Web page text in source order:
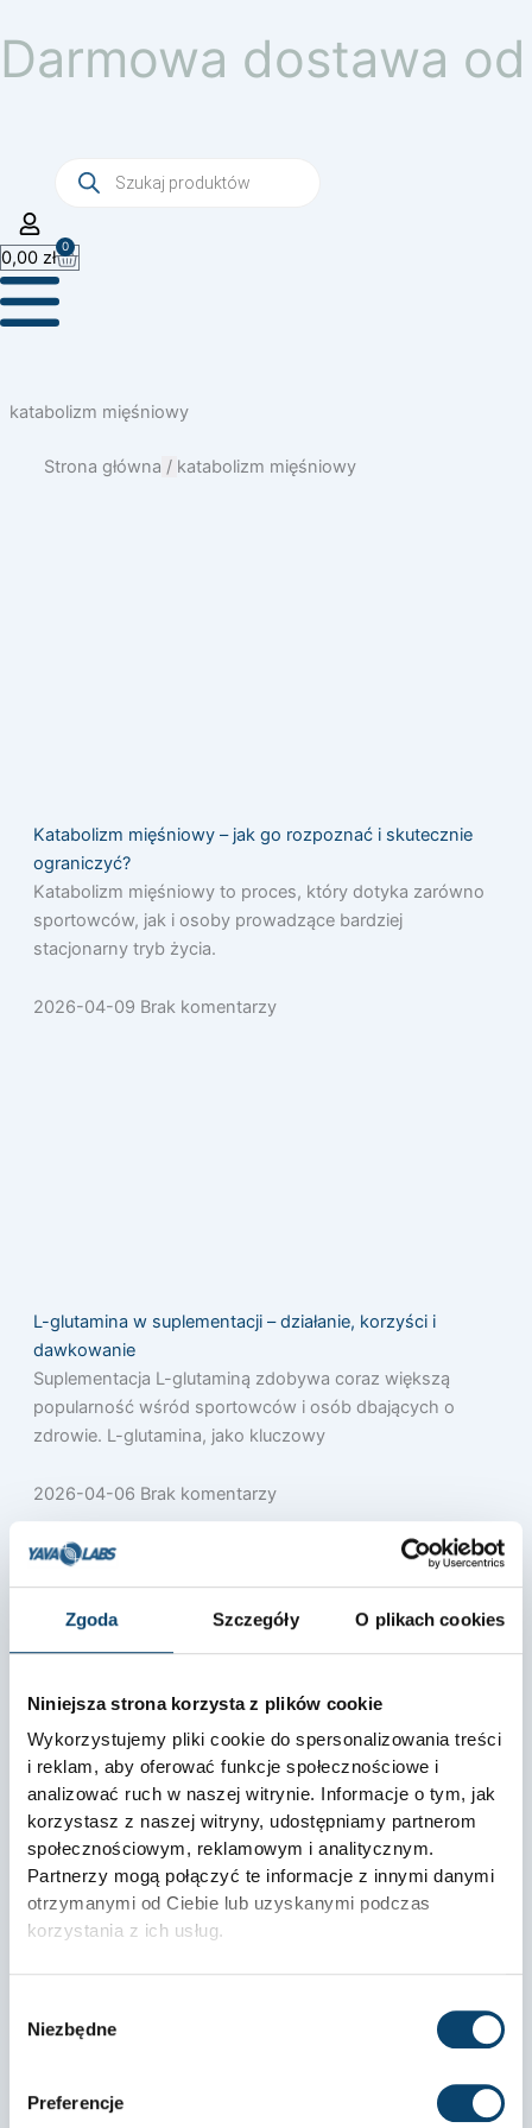
Zgoda Szczegóły O plikach cookies
Niniejsza strona korzysta z plików cookie
Wykorzystujemy pliki cookie do spersonalizowania treści
i reklam, aby oferować funkcje społecznościowe i
analizować ruch w naszej witrynie. Informacje o tym, jak
korzystasz z naszej witryny, udostępniamy partnerom
społecznościowym, reklamowym i analitycznym.
Partnerzy mogą połączyć te informacje z innymi danymi
otrzymanymi od Ciebie lub uzyskanymi podczas
korzystania z ich usług.
zgody
Niezbędne
Preferencje
do
treści
Darmowa dostawa od
produktów
0,00 zł
0
Wózek
katabolizm mięśniowy
Strona główna / katabolizm mięśniowy
Katabolizm mięśniowy – jak go rozpoznać i skutecznie
ograniczyć?
Katabolizm mięśniowy to proces, który dotyka zarówno
sportowców, jak i osoby prowadzące bardziej
stacjonarny tryb życia.
2026-04-09 Brak komentarzy
L-glutamina w suplementacji – działanie, korzyści i
dawkowanie
Suplementacja L-glutaminą zdobywa coraz większą
popularność wśród sportowców i osób dbających o
zdrowie. L-glutamina, jako kluczowy
2026-04-06 Brak komentarzy
Czym są BCAA i dlaczego są popularne wśród
sportowców?
BCAA – jak wspomagają regenerację i ochronę mięśni? W
2025-03-31